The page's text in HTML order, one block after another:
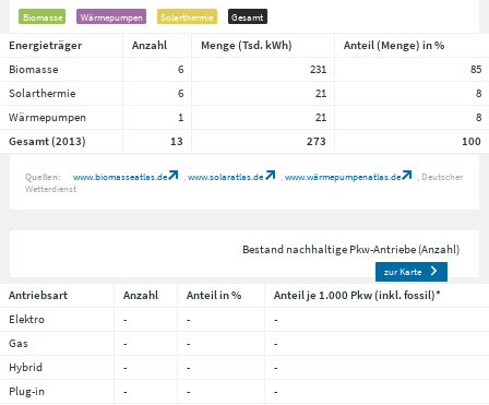
Biomasse Wärmepumpen Solarthermie Gesamt
Energieträger Anzahl Menge (Tsd. kWh)
Anteil (Menge) in %
Biomasse
6 231
85
Solarthermie
6 21
8
Wärmepumpen
1 21
8
Gesamt (2013)
13 273 100
Quellen: www.biomasseatlas.de www.solaratlas.de www.wärmepumpenatlas.de
Deutscher
Wetterdienst
Bestand nachhaltige Pkw-Antriebe (Anzahl)
zur Karte
Antriebsart Anzahl Anteil in %
Anteil je 1.000 Pkw (inkl. fossil)*
Elektro
- -
-
Gas
- -
-
Hybrid
- -
-
Plug-in
- -
-